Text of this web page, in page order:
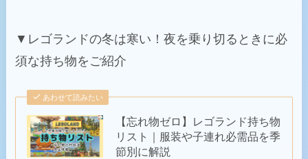
▼レゴランドの冬は寒い！夜を乗り切るときに必
須な持ち物をご紹介
あわせて読みたい
【忘れ物ゼロ】レゴランド持ち物
リスト｜服装や子連れ必需品を季
節別に解説